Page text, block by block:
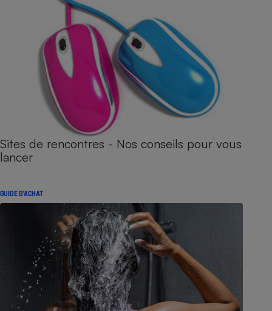
Sites de rencontres - Nos conseils pour vous
lancer
GUIDE D'ACHAT